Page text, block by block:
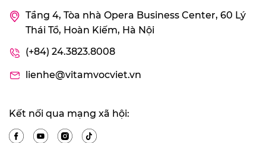
Tầng 4, Tòa nhà Opera Business Center, 60 Lý
Thái Tổ, Hoàn Kiếm, Hà Nội
(+84) 24.3823.8008
lienhe@vitamvocviet.vn
Kết nối qua mạng xã hội: